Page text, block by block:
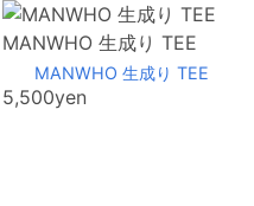
MANWHO 生成り TEE
MANWHO 生成り TEE
5,500yen